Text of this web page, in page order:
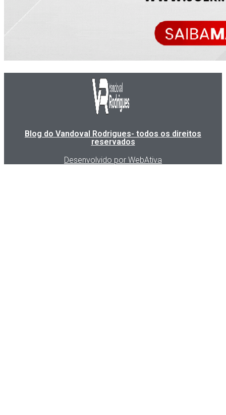
Blog do Vandoval Rodrigues- todos os direitos
reservados
Desenvolvido por WebAtiva